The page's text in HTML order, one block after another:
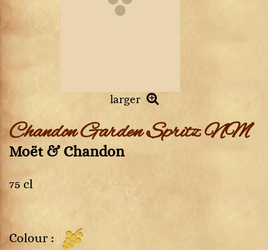
larger
Chandon Garden Spritz NM
Moët & Chandon
75 cl
Colour :